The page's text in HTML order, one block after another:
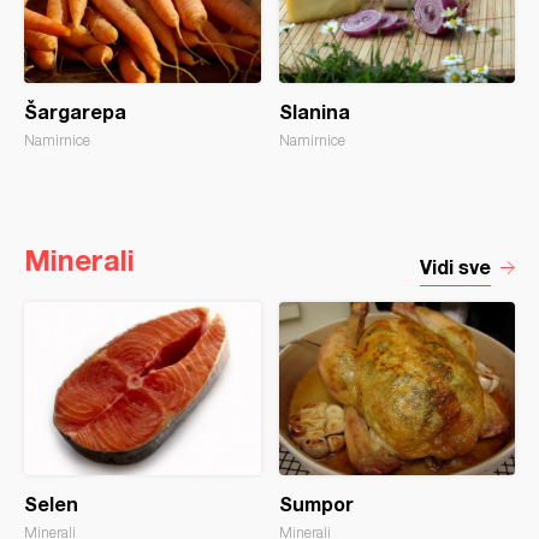
Šargarepa
Namirnice
Slanina
Namirnice
Vidi sve
Minerali
Selen
Minerali
Sumpor
Minerali